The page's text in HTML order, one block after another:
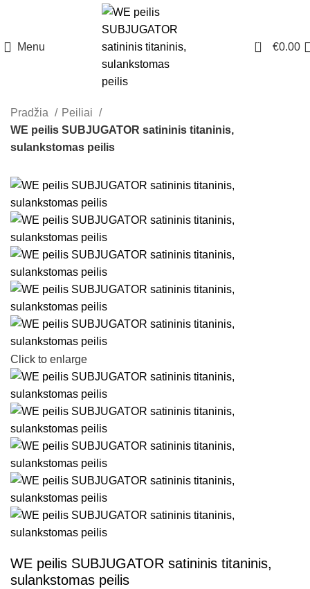
Menu 0 €0.00
Pradžia
Peiliai
WE peilis SUBJUGATOR satininis titaninis,
sulankstomas peilis
Click to enlarge
WE peilis SUBJUGATOR satininis titaninis,
sulankstomas peilis